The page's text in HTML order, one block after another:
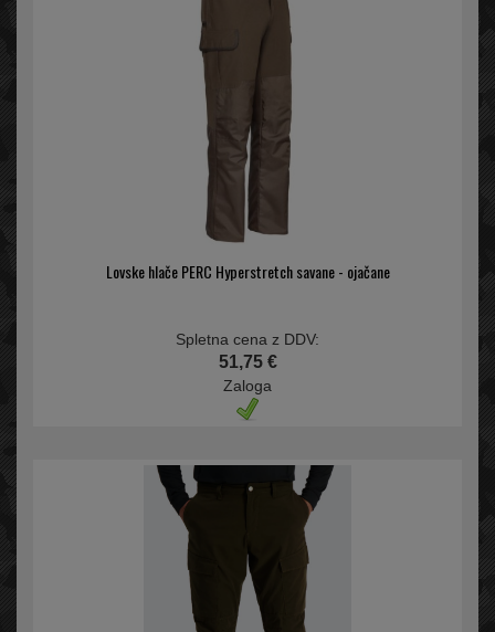
Lovske hlače PERC Hyperstretch savane - ojačane
Spletna cena z DDV:
51,75 €
Zaloga